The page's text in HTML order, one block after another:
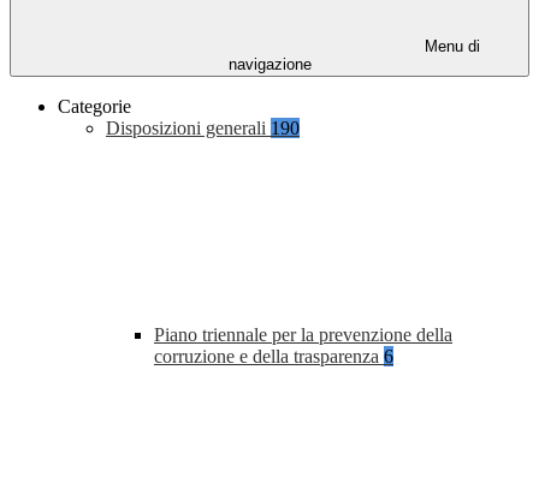
Menu di
navigazione
Categorie
Disposizioni generali 190
Piano triennale per la prevenzione della
corruzione e della trasparenza 6